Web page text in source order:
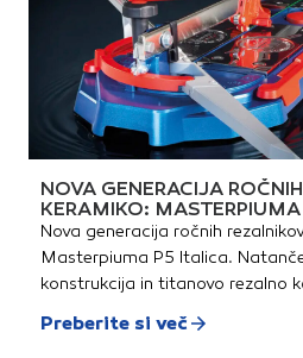
NOVA GENERACIJA
KERAMIKO:
Nova generacija ročnih
Masterpiuma P5 Italica.
konstrukcija in titanovo rezalno
Preberite si več